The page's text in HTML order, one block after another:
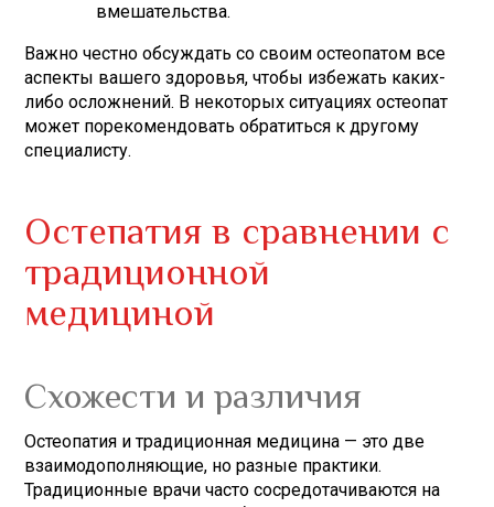
вмешательства.
Важно честно обсуждать со своим остеопатом все
аспекты вашего здоровья, чтобы избежать каких-
либо осложнений. В некоторых ситуациях остеопат
может порекомендовать обратиться к другому
специалисту.
Остепатия в сравнении с
традиционной
медициной
Схожести и различия
Остеопатия и традиционная медицина — это две
взаимодополняющие, но разные практики.
Традиционные врачи часто сосредотачиваются на